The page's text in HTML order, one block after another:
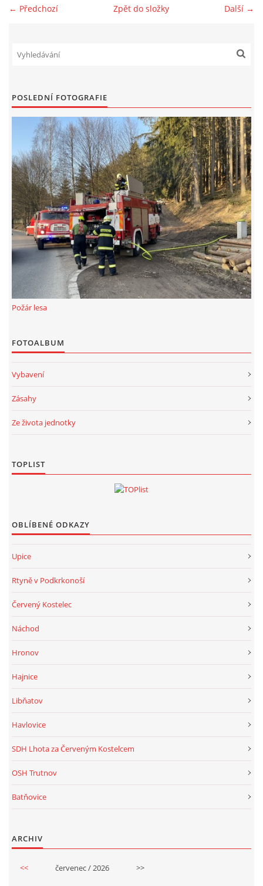
← Předchozí Další →
Zpět do složky
POSLEDNÍ FOTOGRAFIE
Požár lesa
FOTOALBUM
Vybavení
Zásahy
Ze života jednotky
TOPLIST
OBLÍBENÉ ODKAZY
Upice
Rtyně v Podkrkonoší
Červený Kostelec
Náchod
Hronov
Hajnice
Libňatov
Havlovice
SDH Lhota za Červeným Kostelcem
OSH Trutnov
Batňovice
ARCHIV
<< červenec / 2026 >>